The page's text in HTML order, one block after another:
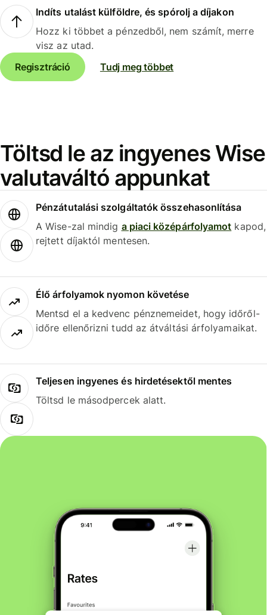
Indíts utalást külföldre, és spórolj a díjakon
Hozz ki többet a pénzedből, nem számít, merre
visz az utad.
Regisztráció
Tudj meg többet
Töltsd le az ingyenes Wise
valutaváltó appunkat
Pénzátutalási szolgáltatók összehasonlítása
A Wise-zal mindig a piaci középárfolyamot kapod,
rejtett díjaktól mentesen.
Élő árfolyamok nyomon követése
Mentsd el a kedvenc pénznemeidet, hogy időről-
időre ellenőrizni tudd az átváltási árfolyamaikat.
Teljesen ingyenes és hirdetésektől mentes
Töltsd le másodpercek alatt.